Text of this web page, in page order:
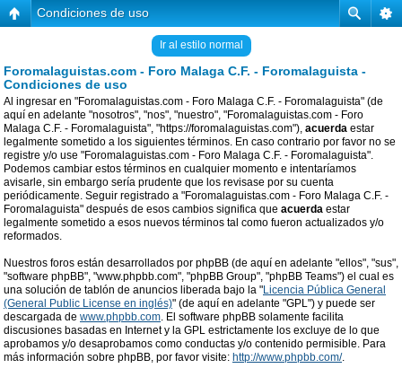
Condiciones de uso
Ir al estilo normal
Foromalaguistas.com - Foro Malaga C.F. - Foromalaguista -
Condiciones de uso
Al ingresar en "Foromalaguistas.com - Foro Malaga C.F. - Foromalaguista" (de
aquí en adelante "nosotros", "nos", "nuestro", "Foromalaguistas.com - Foro
Malaga C.F. - Foromalaguista", "https://foromalaguistas.com"), acuerda estar
legalmente sometido a los siguientes términos. En caso contrario por favor no se
registre y/o use "Foromalaguistas.com - Foro Malaga C.F. - Foromalaguista".
Podemos cambiar estos términos en cualquier momento e intentaríamos
avisarle, sin embargo sería prudente que los revisase por su cuenta
periódicamente. Seguir registrado a "Foromalaguistas.com - Foro Malaga C.F. -
Foromalaguista" después de esos cambios significa que acuerda estar
legalmente sometido a esos nuevos términos tal como fueron actualizados y/o
reformados.
Nuestros foros están desarrollados por phpBB (de aquí en adelante "ellos", "sus",
"software phpBB", "www.phpbb.com", "phpBB Group", "phpBB Teams") el cual es
una solución de tablón de anuncios liberada bajo la "Licencia Pública General
(General Public License en inglés)" (de aquí en adelante "GPL") y puede ser
descargada de www.phpbb.com. El software phpBB solamente facilita
discusiones basadas en Internet y la GPL estrictamente los excluye de lo que
aprobamos y/o desaprobamos como conductas y/o contenido permisible. Para
más información sobre phpBB, por favor visite: http://www.phpbb.com/.